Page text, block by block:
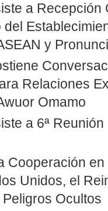
a Recepción
y
Relaciones
Omamo
a 6ª
Cooperación
Unidos, el
Ocultos